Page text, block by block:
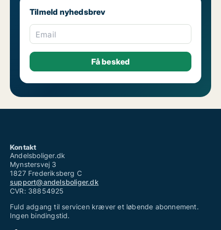
Tilmeld nyhedsbrev
Email
Kontakt
Andelsboliger.dk
Mynstersvej 3
1827 Frederiksberg C
support@andelsboliger.dk
CVR: 38854925
Fuld adgang til servicen kræver et løbende abonnement.
Ingen bindingstid.